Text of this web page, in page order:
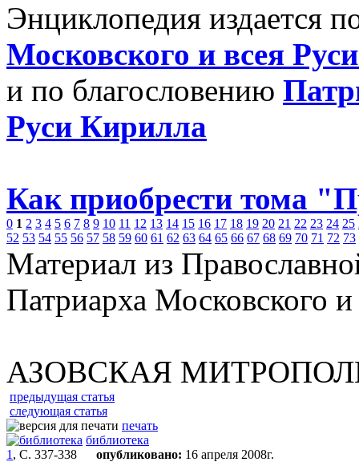
Энциклопедия издается
Московского и всея
и по благословению
Руси Кирилла
Как приобрести тома
0 1 2 3 4 5 6 7 8 9 10 11 12 13 14 15 16 17 18 19 20 21 22 23 24 25
52 53 54 55 56 57 58 59 60 61 62 63 64 65 66 67 68 69 70 71 72 73
Материал из
Патриарха Московского
АЗОВСКАЯ
предыдущая статья
следующая статья
печать
библиотека
1 , С. 337-338 опубликовано: 16 апреля 2008г.